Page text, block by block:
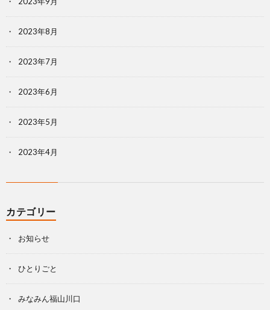
2023年8月
2023年7月
2023年6月
2023年5月
2023年4月
カテゴリー
お知らせ
ひとりごと
みなみん福山川口